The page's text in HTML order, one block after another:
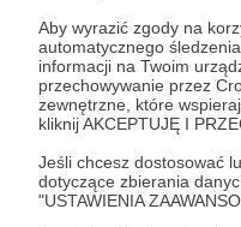
Aby wyrazić zgody na
automatycznego
informacji na Twoim
przechowywanie przez
zewnętrzne, które
kliknij AKCEPTUJĘ I
Jeśli chcesz dostosować
dotyczące zbierania
"USTAWIENIA